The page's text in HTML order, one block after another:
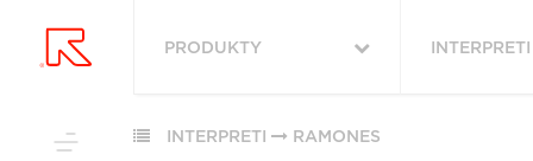
PRODUKTY INTERPRETI
INTERPRETI RAMONES
OBĽÚBENÉ
PODĽA ŽÁNRU VŠETKY